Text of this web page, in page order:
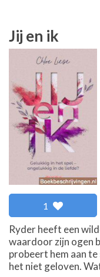
Jij en ik
1
Ryder heeft een
waardoor zijn ogen
probeert hem aan
het niet geloven.